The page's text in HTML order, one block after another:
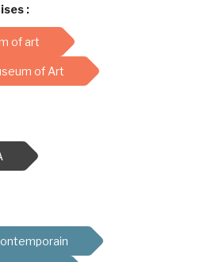
:
of art
of Art